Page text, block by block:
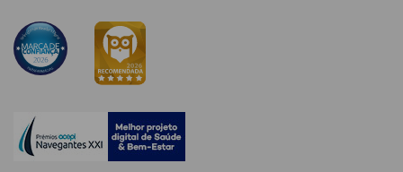
Séruns Faciais
Anti-
envelhecimento